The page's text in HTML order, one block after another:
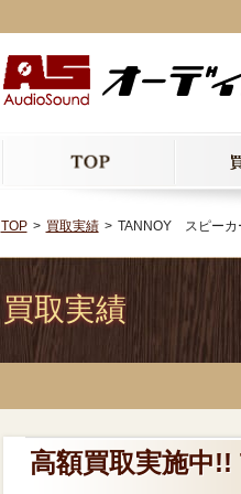
TOP 買取実績 TANNOY スピー
買取実績
高額買取実施